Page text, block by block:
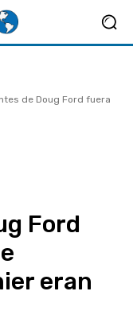
de Doug Ford fuera
Ford
eran